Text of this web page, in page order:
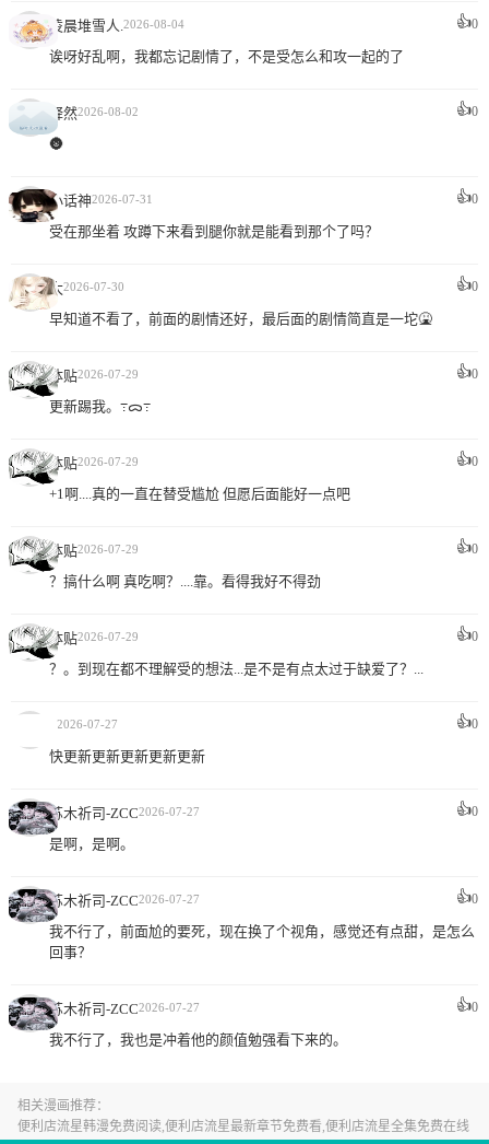
凌晨堆雪人. 2026-08-04 👍0
诶呀好乱啊，我都忘记剧情了，不是受怎么和攻一起的了
释然2026-08-02 👍0
🌚
小话神2026-07-31 👍0
受在那坐着 攻蹲下来看到腿你就是能看到那个了吗？
太2026-07-30 👍0
早知道不看了，前面的剧情还好，最后面的剧情简直是一坨🤮
体贴2026-07-29 👍0
更新踢我。߹ᯅ߹
体贴2026-07-29 👍0
+1啊....真的一直在替受尴尬 但愿后面能好一点吧
体贴2026-07-29 👍0
？搞什么啊 真吃啊？....靠。看得我好不得劲
体贴2026-07-29 👍0
？。到现在都不理解受的想法...是不是有点太过于缺爱了？...
2026-07-27 👍0
快更新更新更新更新更新
苏木祈司-ZCC2026-07-27 👍0
是啊，是啊。
苏木祈司-ZCC2026-07-27 👍0
我不行了，前面尬的要死，现在换了个视角，感觉还有点甜，是怎么
回事？
苏木祈司-ZCC2026-07-27 👍0
我不行了，我也是冲着他的颜值勉强看下来的。
相关漫画推荐：
便利店流星韩漫免费阅读,便利店流星最新章节免费看,便利店流星全集免费在线